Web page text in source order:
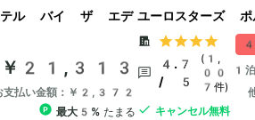
テル バイ ザ エデ
￥21,313
支払い金額：￥2,372
最大5% たまる
ユーロスターズ
4.7
/ 5
(1,
00
7件)
キャンセル無料
1泊